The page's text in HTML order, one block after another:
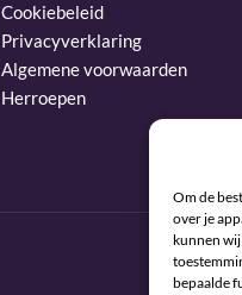
Om de
over je
kunnen wij
bepaalde
Cookiebeleid
Privacyverklaring
Algemene voorwaarden
Herroepen